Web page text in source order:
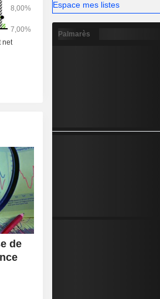
de
Espace mes listes
Palmarès